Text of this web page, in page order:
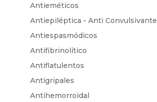
Antieméticos
Antiepiléptica - Anti Convulsivante
Antiespasmódicos
Antifibrinolítico
Antiflatulentos
Antigripales
Antihemorroidal